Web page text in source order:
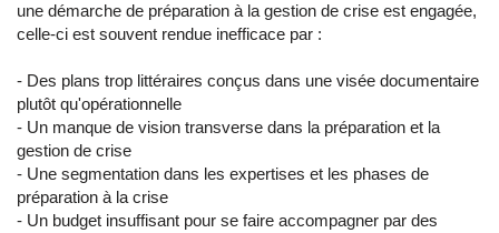
une démarche de préparation à la gestion de crise est engagée,
celle-ci est souvent rendue inefficace par :
- Des plans trop littéraires conçus dans une visée documentaire
plutôt qu'opérationnelle
- Un manque de vision transverse dans la préparation et la
gestion de crise
- Une segmentation dans les expertises et les phases de
préparation à la crise
- Un budget insuffisant pour se faire accompagner par des